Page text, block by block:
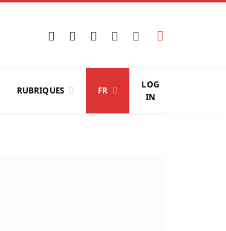
Facebook
X
Instagram
YouTubeLinkedIn
RUBRIQUES FR
LOG
IN